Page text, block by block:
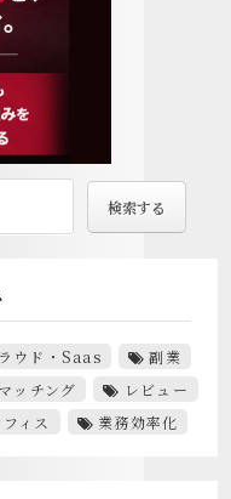
ウド・Saas
副業
マッチング
レビュー
ィス 業務効率化